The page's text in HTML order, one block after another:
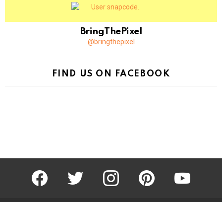
BringThePixel
@bringthepixel
FIND US ON FACEBOOK
facebook twitter instagram pinterest youtube